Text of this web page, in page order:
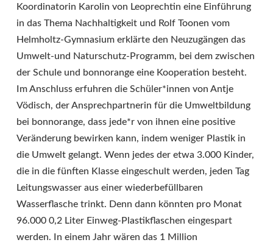
Koordinatorin Karolin von Leoprechtin eine Einführung
in das Thema Nachhaltigkeit und Rolf Toonen vom
Helmholtz-Gymnasium erklärte den Neuzugängen das
Umwelt-und Naturschutz-Programm, bei dem zwischen
der Schule und bonnorange eine Kooperation besteht.
Im Anschluss erfuhren die Schüler*innen von Antje
Vödisch, der Ansprechpartnerin für die Umweltbildung
bei bonnorange, dass jede*r von ihnen eine positive
Veränderung bewirken kann, indem weniger Plastik in
die Umwelt gelangt. Wenn jedes der etwa 3.000 Kinder,
die in die fünften Klasse eingeschult werden, jeden Tag
Leitungswasser aus einer wiederbefüllbaren
Wasserflasche trinkt. Denn dann könnten pro Monat
96.000 0,2 Liter Einweg-Plastikflaschen eingespart
werden. In einem Jahr wären das 1 Million